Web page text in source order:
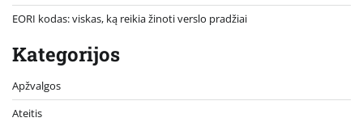
EORI kodas: viskas, ką reikia žinoti verslo pradžiai
Kategorijos
Apžvalgos
Ateitis